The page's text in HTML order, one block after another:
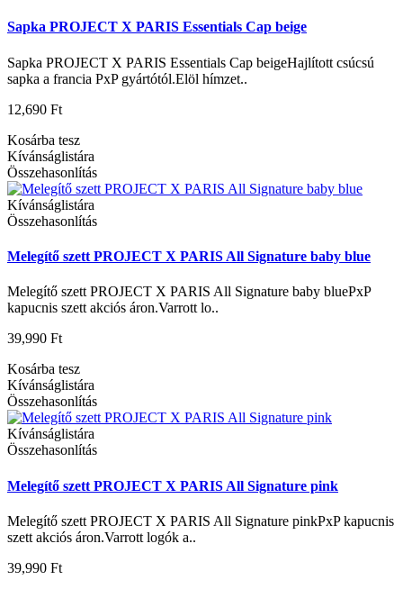
Sapka PROJECT X PARIS Essentials Cap beige
Sapka PROJECT X PARIS Essentials Cap beigeHajlított csúcsú
sapka a francia PxP gyártótól.Elöl hímzet..
12,690 Ft
Kosárba tesz
Kívánságlistára
Összehasonlítás
Kívánságlistára
Összehasonlítás
Melegítő szett PROJECT X PARIS All Signature baby blue
Melegítő szett PROJECT X PARIS All Signature baby bluePxP
kapucnis szett akciós áron.Varrott lo..
39,990 Ft
Kosárba tesz
Kívánságlistára
Összehasonlítás
Kívánságlistára
Összehasonlítás
Melegítő szett PROJECT X PARIS All Signature pink
Melegítő szett PROJECT X PARIS All Signature pinkPxP kapucnis
szett akciós áron.Varrott logók a..
39,990 Ft